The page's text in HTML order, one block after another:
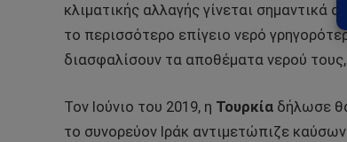
κλιματικής αλλαγής γίνεται σημαντικά
το περισσότερο επίγειο νερό
διασφαλίσουν τα αποθέματα νερού
Τον Ιούνιο του 2019, η Τουρκία δήλωσε
το συνορεύον Ιράκ αντιμετώπιζε